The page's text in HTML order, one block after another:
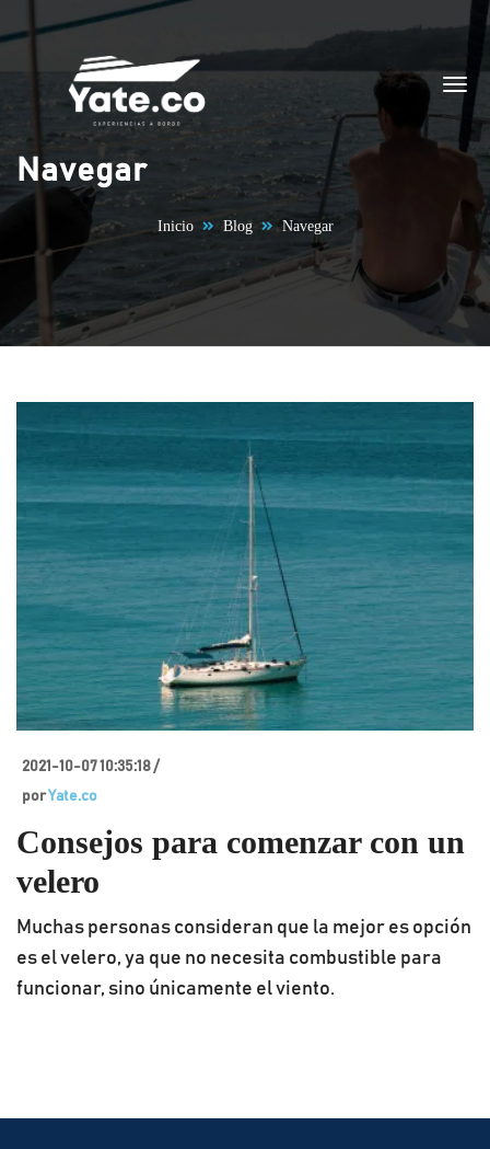
Saltar al contenido
Navegar
Inicio Blog Navegar
2021-10-07 10:35:18 /
porYate.co
Consejos para comenzar con un
velero
Muchas personas consideran que la mejor es opción
es el velero, ya que no necesita combustible para
funcionar, sino únicamente el viento.